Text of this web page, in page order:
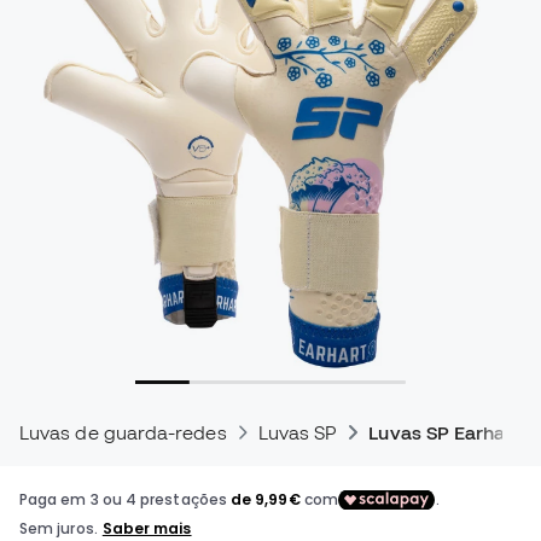
Luvas de guarda-redes Luvas SP Luvas SP Earhart